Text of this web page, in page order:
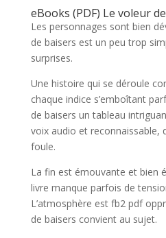
eBooks (PDF) Le voleur
Les personnages sont bien
de baisers est un peu trop
surprises.
Une histoire qui se déroule
chaque indice s’emboîtant
de baisers un tableau
voix audio et reconnaissable,
foule.
La fin est émouvante et bien
livre manque parfois de
L’atmosphère est fb2 pdf
de baisers convient au sujet.